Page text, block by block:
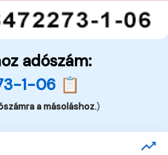
adószám:
1-06 📋
a másoláshoz.)